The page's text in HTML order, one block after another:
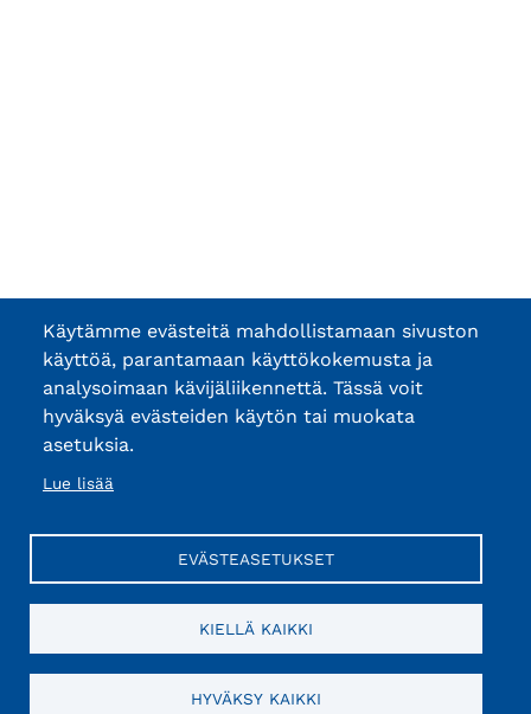
Käytämme evästeitä mahdollistamaan sivuston
käyttöä, parantamaan käyttökokemusta ja
analysoimaan kävijäliikennettä. Tässä voit
hyväksyä evästeiden käytön tai muokata
asetuksia.
Lue lisää
EVÄSTEASETUKSET
KIELLÄ KAIKKI
HYVÄKSY KAIKKI